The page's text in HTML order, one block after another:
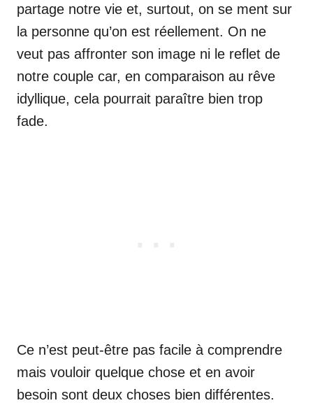
partage notre vie et, surtout, on se ment sur
la personne qu’on est réellement. On ne
veut pas affronter son image ni le reflet de
notre couple car, en comparaison au rêve
idyllique, cela pourrait paraître bien trop
fade.
Ce n’est peut-être pas facile à comprendre
mais vouloir quelque chose et en avoir
besoin sont deux choses bien différentes.